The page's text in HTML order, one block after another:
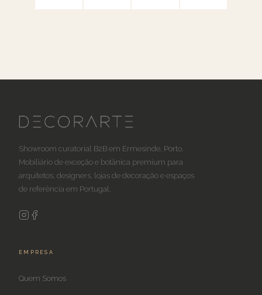
Showroom curatorial B2B em Ermesinde, Porto.
Mobiliário de exceção e botânica premium para
arquitetos, designers, lojas de decoração e espaços
de referência em Portugal.
EMPRESA
Quem Somos